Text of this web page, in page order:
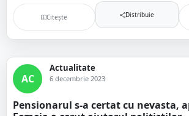
Citește Distribuie
AC
Actualitate
6 decembrie 2023
Pensionarul s-a certat cu nevasta,